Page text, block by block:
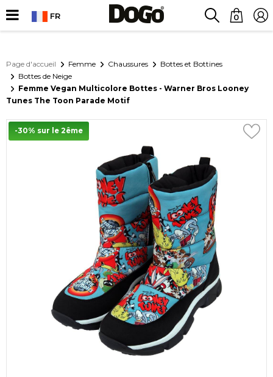
FR 0
Page d'accueil Femme Chaussures
Bottes et Bottines
Bottes de Neige
Femme Vegan Multicolore Bottes - Warner Bros Looney
Tunes The Toon Parade Motif
-30% sur le 2ême